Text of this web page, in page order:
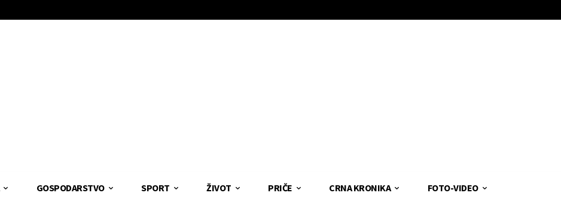
GOSPODARSTVO SPORT ŽIVOT PRIČE CRNA KRONIKA FOTO-VIDEO